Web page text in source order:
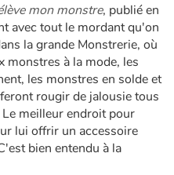
mon monstre, publié en
avec tout le mordant qu'on
la grande Monstrerie, où
monstres à la mode, les
les monstres en solde et
rougir de jalousie tous
meilleur endroit pour
lui offrir un accessoire
bien entendu à la